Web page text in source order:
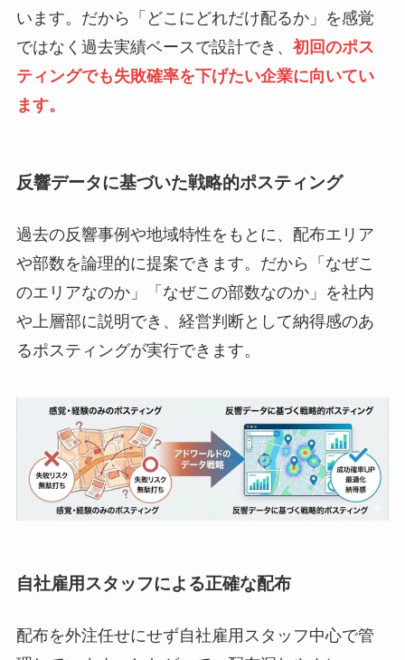
います。だから「どこにどれだけ配るか」を感覚
ではなく過去実績ベースで設計でき、 初回のポス
ティングでも失敗確率を下げたい企業に向いてい
ます。
反響データに基づいた戦略的ポスティング
過去の反響事例や地域特性をもとに、配布エリア
や部数を論理的に提案できます。だから「なぜこ
のエリアなのか」「なぜこの部数なのか」を社内
や上層部に説明でき、経営判断として納得感のあ
るポスティングが実行できます。
自社雇用スタッフによる正確な配布
配布を外注任せにせず自社雇用スタッフ中心で管